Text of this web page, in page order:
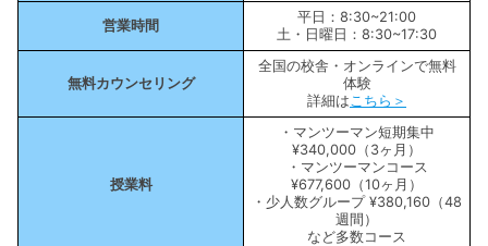
営業時間
平日：8:30~21:00
土・日曜日：8:30~17:30
無料カウンセリング
全国の校舎・オンラインで無料
体験
詳細は こちら＞
授業料
・マンツーマン短期集中
¥340,000（3ヶ月）
・マンツーマンコース
¥677,600（10ヶ月）
・少人数グループ ¥380,160（48
週間）
など多数コース